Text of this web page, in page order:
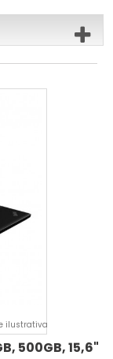
ilustrativa
500GB, 15,6"